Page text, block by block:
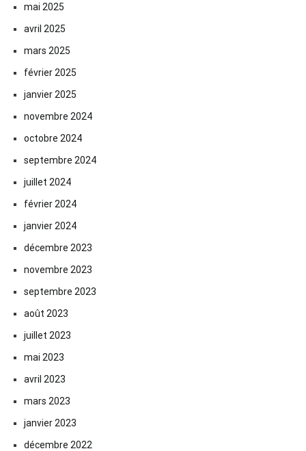
mai 2025
avril 2025
mars 2025
février 2025
janvier 2025
novembre 2024
octobre 2024
septembre 2024
juillet 2024
février 2024
janvier 2024
décembre 2023
novembre 2023
septembre 2023
août 2023
juillet 2023
mai 2023
avril 2023
mars 2023
janvier 2023
décembre 2022